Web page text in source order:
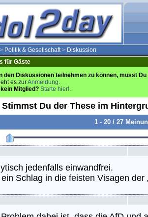
> Politik & Gesellschaft> Diskussion
für Gäste
den Diskussionen teilnehmen zu können, musst
es zurAnmeldung.
kein Mitglied? Starte hier!.
Stimmst Du der These im
1 - 20 / 27
jedenfalls einwandfrei.
Schlag in die feisten Visagen der